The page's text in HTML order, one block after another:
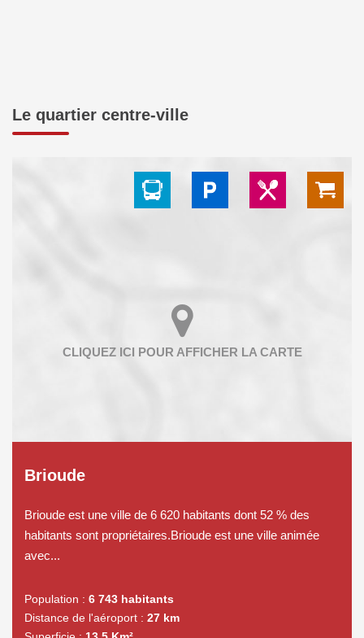
Le quartier centre-ville
Brioude
Brioude est une ville de 6 620 habitants dont 52 % des
habitants sont propriétaires.Brioude est une ville animée
avec...
Population : 6 743 habitants
Distance de l'aéroport : 27 km